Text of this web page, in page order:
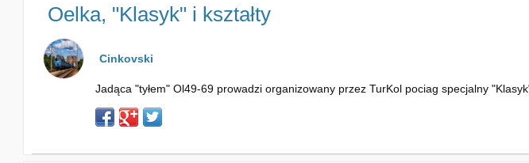
Oelka, "Klasyk" i kształty
Cinkovski
Jadąca "tyłem" Ol49-69 prowadzi organizowany przez TurKol pociag specjalny